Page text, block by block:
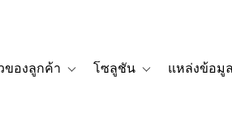
for ผลิตภัณฑ์
ของลูกค้า
Toggle sub-navigation for เรื่องรา
โซลูชัน
Toggle sub-
แหล่งข้อมูล